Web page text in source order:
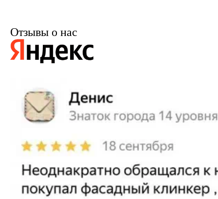
Отзывы о нас